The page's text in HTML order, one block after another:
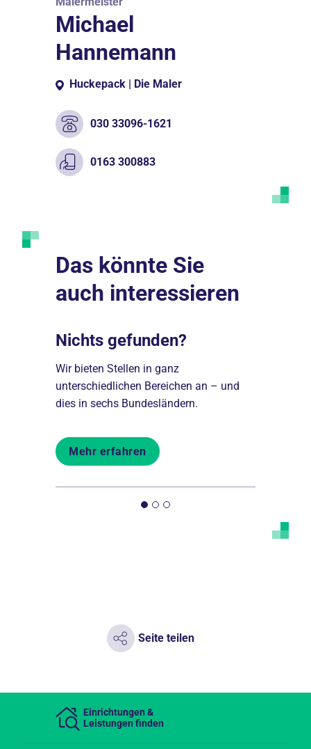
Michael
Hannemann
Huckepack | Die Maler
030 33096-1621
0163 300883
Das könnte Sie
auch interessieren
Nichts gefunden?
Wir bieten Stellen in ganz
unterschiedlichen Bereichen an – und
dies in sechs Bundesländern.
Mehr erfahren
Seite teilen
Einrichtungen &
Leistungen finden